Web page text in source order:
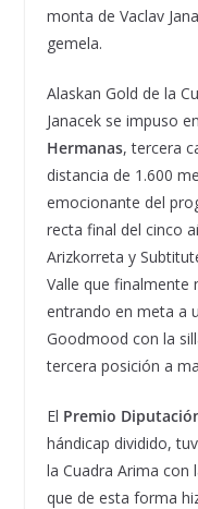
monta de Vaclav
gemela.
Alaskan Gold de la
Janacek se impuso
Hermanas, tercera
distancia de 1.600
emocionante del
recta final del cinco
Arizkorreta y
Valle que finalmente
entrando en meta a
Goodmood con la
tercera posición a
El Premio
hándicap dividido,
la Cuadra Arima con
que de esta forma